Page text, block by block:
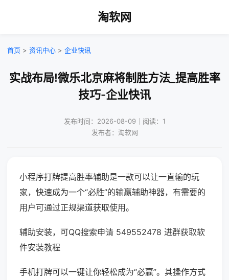
淘软网
首页 > 资讯中心 > 企业快讯
实战布局!微乐北京麻将制胜方法_提高胜率
技巧-企业快讯
发布时间：2026-08-09｜阅读：1
发布者：淘软网
小程序打牌提高胜率辅助是一款可以让一直输的玩
家，快速成为一个“必胜”的输赢辅助神器，有需要的
用户可通过正规渠道获取使用。
辅助安装，可QQ搜索申请 549552478 进群获取软
件安装教程
手机打牌可以一键让你轻松成为“必赢”。其操作方式